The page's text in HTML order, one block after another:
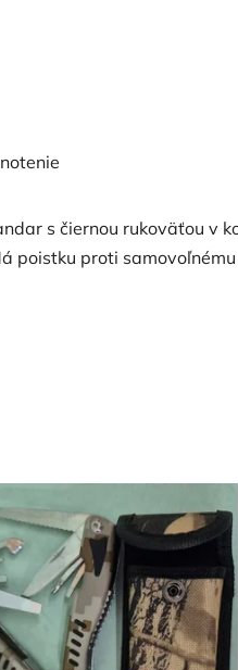
s čiernou rukoväťou v
poistku proti